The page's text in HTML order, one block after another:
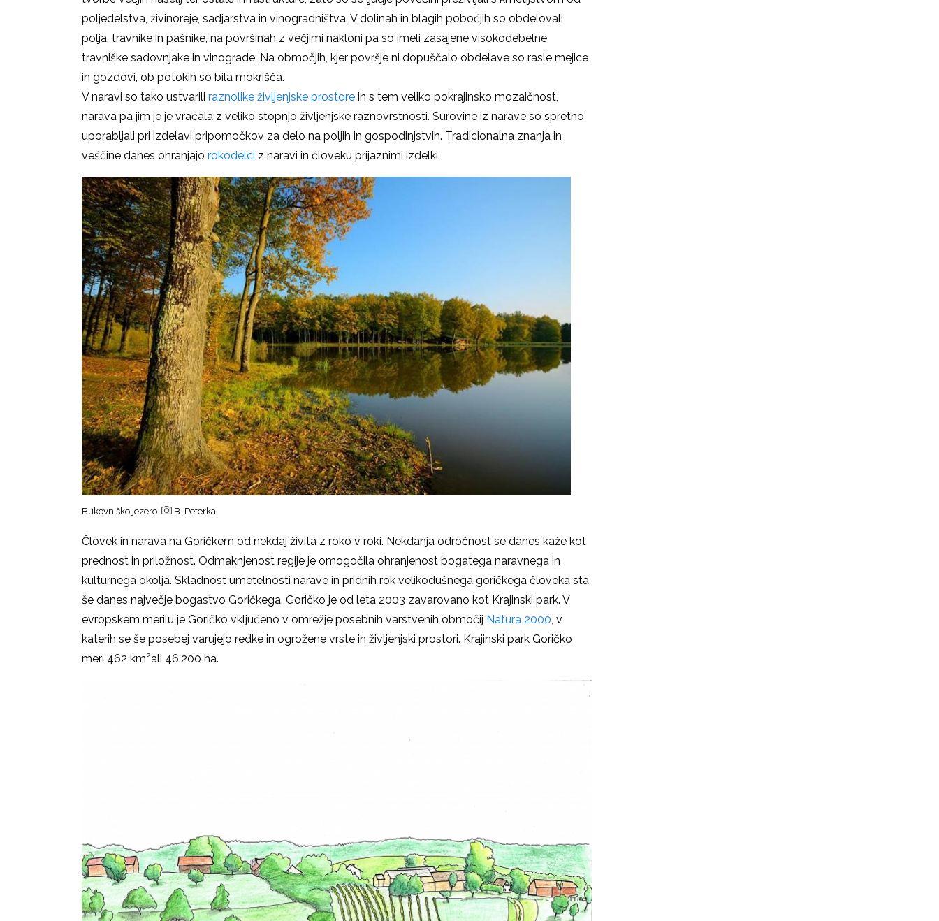
poljedelstva, živinoreje, sadjarstva in vinogradništva. V dolinah in blagih pobočjih so obdelovali
polja, travnike in pašnike, na površinah z večjimi nakloni pa so imeli zasajene visokodebelne
travniške sadovnjake in vinograde. Na območjih, kjer površje ni dopuščalo obdelave so rasle mejice
in gozdovi, ob potokih so bila mokrišča.
V naravi so tako ustvarili raznolike življenjske prostore in s tem veliko pokrajinsko mozaičnost,
narava pa jim je je vračala z veliko stopnjo življenjske raznovrstnosti. Surovine iz narave so spretno
uporabljali pri izdelavi pripomočkov za delo na poljih in gospodinjstvih. Tradicionalna znanja in
veščine danes ohranjajo rokodelci z naravi in človeku prijaznimi izdelki.
Bukovniško jezero B. Peterka
Človek in narava na Goričkem od nekdaj živita z roko v roki. Nekdanja odročnost se danes kaže kot
prednost in priložnost. Odmaknjenost regije je omogočila ohranjenost bogatega naravnega in
kulturnega okolja. Skladnost umetelnosti narave in pridnih rok velikodušnega goričkega človeka sta
še danes največje bogastvo Goričkega. Goričko je od leta 2003 zavarovano kot Krajinski park. V
evropskem merilu je Goričko vključeno v omrežje posebnih varstvenih območij Natura 2000 , v
katerih se še posebej varujejo redke in ogrožene vrste in življenjski prostori. Krajinski park Goričko
meri 462 km2ali 46.200 ha.